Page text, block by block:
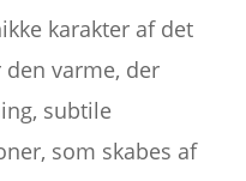
karakter af det
varme, der
subtile
som skabes af